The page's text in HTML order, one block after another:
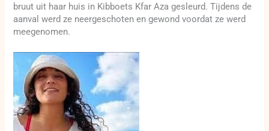
bruut uit haar huis in Kibboets Kfar Aza gesleurd. Tijdens de
aanval werd ze neergeschoten en gewond voordat ze werd
meegenomen.